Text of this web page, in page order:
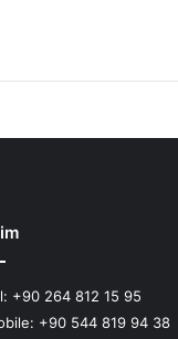
+90 264 812 15 95
+90 544 819 94 38